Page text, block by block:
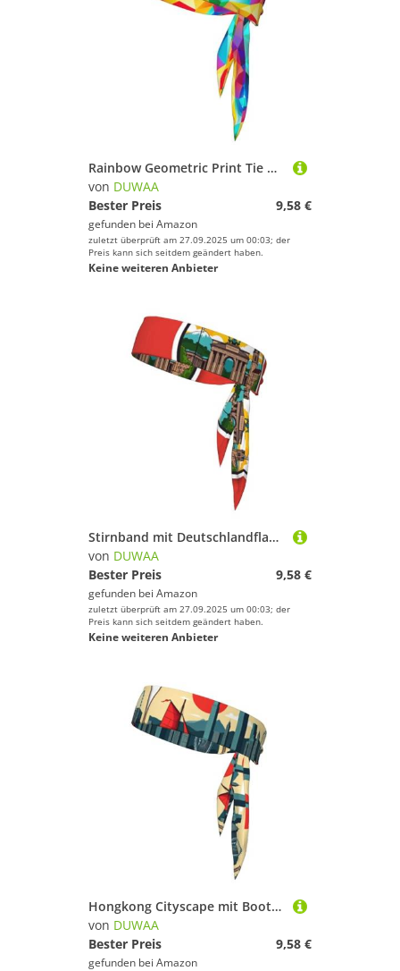
Rainbow Geometric Print Tie Headband For Women Men, Ninja Headbands, Adjustable Moisture Wicking Cooling Headband
von DUWAA
Bester Preis
9,58 €
gefunden bei Amazon
zuletzt überprüft am 27.09.2025 um 00:03; der
Preis kann sich seitdem geändert haben.
Keine weiteren Anbieter
Stirnband mit Deutschlandflaggen-Druck, für Damen und Herren, Ninja-Stirnbänder, verstellbar, feuchtigkeitsableitend, kühlendes Stirnband
von DUWAA
Bester Preis
9,58 €
gefunden bei Amazon
zuletzt überprüft am 27.09.2025 um 00:03; der
Preis kann sich seitdem geändert haben.
Keine weiteren Anbieter
Hongkong Cityscape mit Bootsaufdruck, Bindeband für Damen und Herren, Ninja-Stirnbänder, verstellbar, feuchtigkeitsableitend, kühlendes Stirnband
von DUWAA
Bester Preis
9,58 €
gefunden bei Amazon